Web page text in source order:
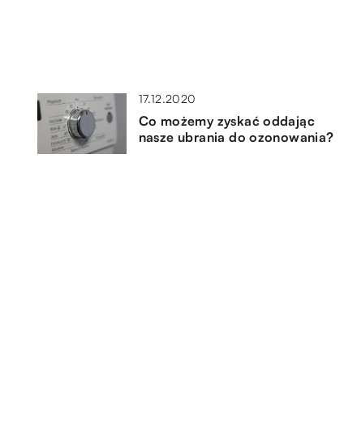
17.12.2020
Co możemy zyskać oddając
nasze ubrania do ozonowania?